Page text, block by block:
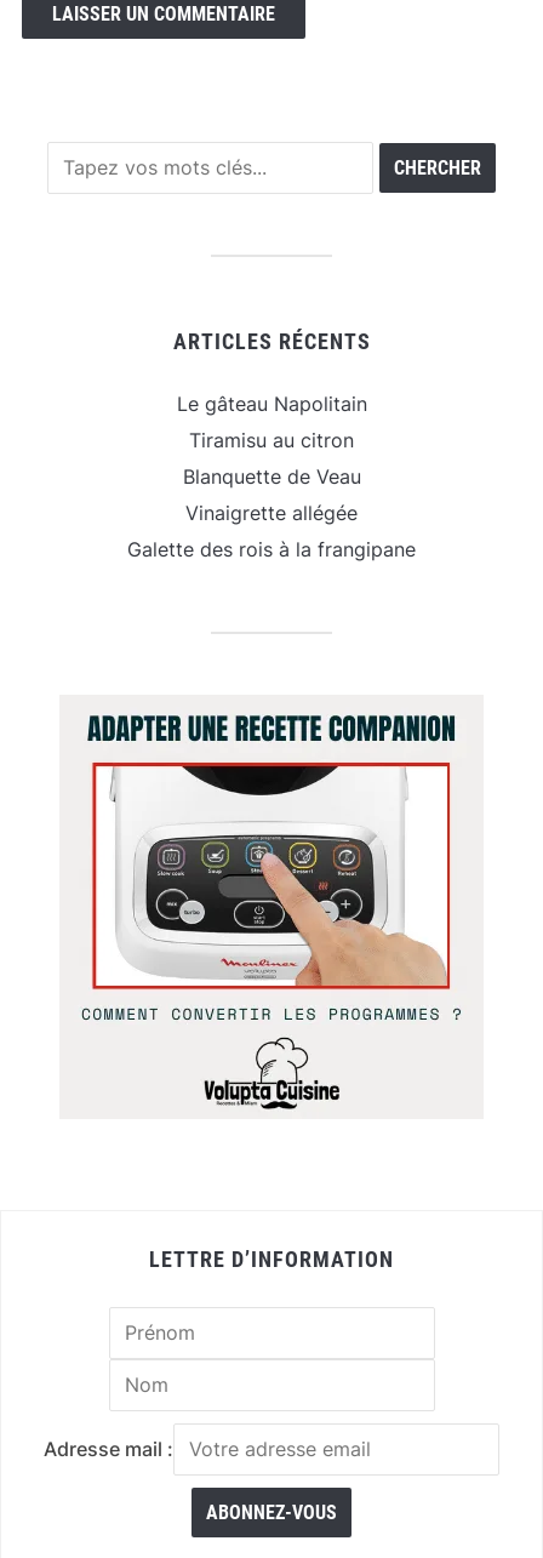
ARTICLES RÉCENTS
Le gâteau Napolitain
Tiramisu au citron
Blanquette de Veau
Vinaigrette allégée
Galette des rois à la frangipane
LETTRE D’INFORMATION
Adresse mail :